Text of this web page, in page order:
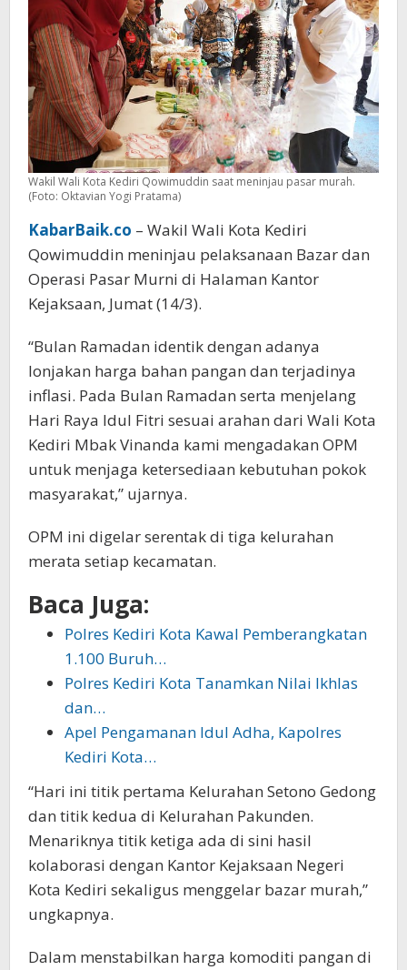
Wakil Wali Kota Kediri Qowimuddin saat meninjau pasar murah.
(Foto: Oktavian Yogi Pratama)
KabarBaik.co – Wakil Wali Kota Kediri
Qowimuddin meninjau pelaksanaan Bazar dan
Operasi Pasar Murni di Halaman Kantor
Kejaksaan, Jumat (14/3).
“Bulan Ramadan identik dengan adanya
lonjakan harga bahan pangan dan terjadinya
inflasi. Pada Bulan Ramadan serta menjelang
Hari Raya Idul Fitri sesuai arahan dari Wali Kota
Kediri Mbak Vinanda kami mengadakan OPM
untuk menjaga ketersediaan kebutuhan pokok
masyarakat,” ujarnya.
OPM ini digelar serentak di tiga kelurahan
merata setiap kecamatan.
Baca Juga:
Polres Kediri Kota Kawal Pemberangkatan
1.100 Buruh…
Polres Kediri Kota Tanamkan Nilai Ikhlas
dan…
Apel Pengamanan Idul Adha, Kapolres
Kediri Kota…
“Hari ini titik pertama Kelurahan Setono Gedong
dan titik kedua di Kelurahan Pakunden.
Menariknya titik ketiga ada di sini hasil
kolaborasi dengan Kantor Kejaksaan Negeri
Kota Kediri sekaligus menggelar bazar murah,”
ungkapnya.
Dalam menstabilkan harga komoditi pangan di